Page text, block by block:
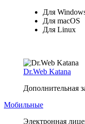
Для
Для macOS
Для Linux
Dr.Web Katana
Дополнительная
Мобильные
Электронная